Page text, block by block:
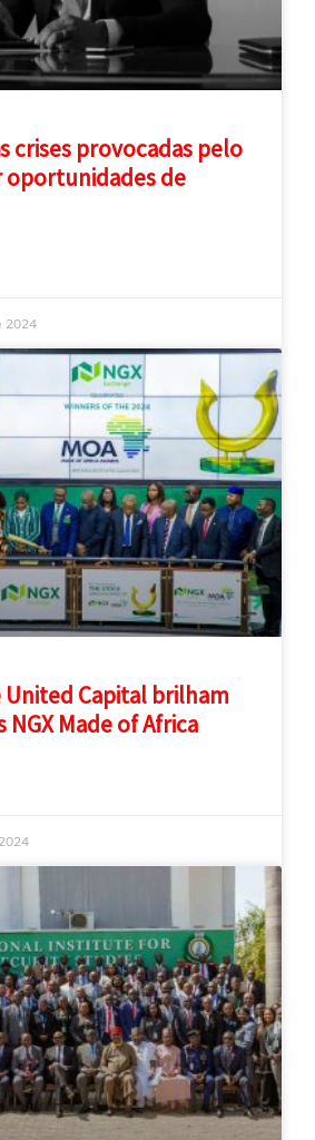
crises provocadas pelo
oportunidades de
2024
United Capital brilham
NGX Made of Africa